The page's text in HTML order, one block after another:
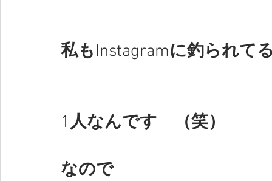
私もInstagramに釣られて
1人なんです　（笑）
なので